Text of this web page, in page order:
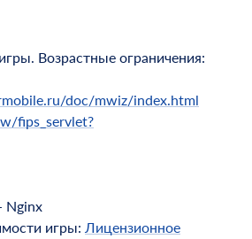
Возрастные ограничения:
doc/mwiz/index.html
fips_servlet?
Nginx
игры: Лицензионное